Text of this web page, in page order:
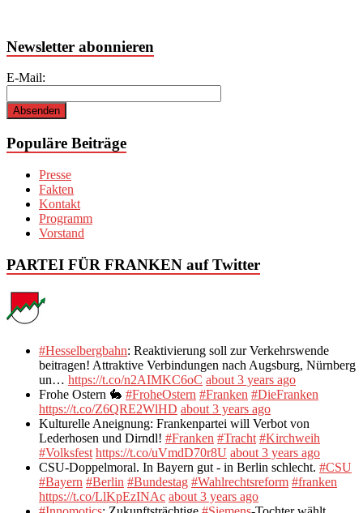
Newsletter abonnieren
E-Mail:
Populäre Beiträge
Presse
Fakten
Kontakt
Programm
Vorstand
PARTEI FÜR FRANKEN auf Twitter
#Hesselbergbahn: Reaktivierung soll zur Verkehrswende
beitragen! Attraktive Verbindungen nach Augsburg, Nürnberg
un… https://t.co/n2AIMKC6oC about 3 years ago
Frohe Ostern 🐇 #FroheOstern #Franken #DieFranken
https://t.co/Z6QRE2WlHD about 3 years ago
Kulturelle Aneignung: Frankenpartei will Verbot von
Lederhosen und Dirndl! #Franken #Tracht #Kirchweih
#Volksfest https://t.co/uVmdD70r8U about 3 years ago
CSU-Doppelmoral. In Bayern gut - in Berlin schlecht. #CSU
#Bayern #Berlin #Bundestag #Wahlrechtsreform #franken
https://t.co/LlKpEzINAc about 3 years ago